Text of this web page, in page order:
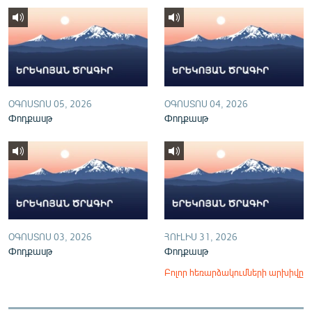
English
Русский
ՀԵՏԵՎԵՔ ՄԵԶ
«Ազատության» բոլոր կայքերը
ՕԳՈՍՏՈՍ 05, 2026
Փոդքասթ
ՕԳՈՍՏՈՍ 04, 2026
Փոդքասթ
ՕԳՈՍՏՈՍ 03, 2026
Փոդքասթ
ՀՈՒԼԻՍ 31, 2026
Փոդքասթ
Բոլոր հեռարձակումների արխիվը